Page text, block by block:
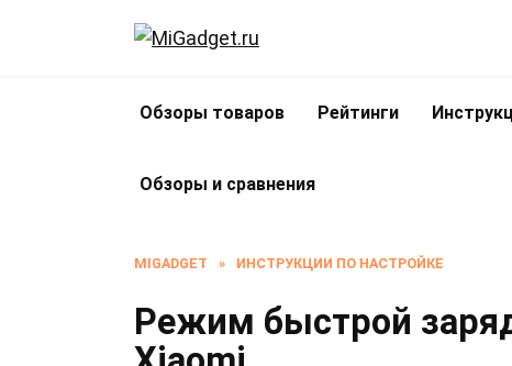
Обзоры товаров Рейтинги
Обзоры и сравнения
MIGADGET » ИНСТРУКЦИИ ПО НАСТРОЙКЕ
Режим быстрой